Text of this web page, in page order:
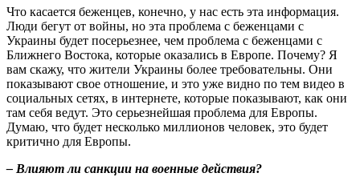
Что касается беженцев, конечно, у нас есть эта информация.
Люди бегут от войны, но эта проблема с беженцами с
Украины будет посерьезнее, чем проблема с беженцами с
Ближнего Востока, которые оказались в Европе. Почему? Я
вам скажу, что жители Украины более требовательны. Они
показывают свое отношение, и это уже видно по тем видео в
социальных сетях, в интернете, которые показывают, как они
там себя ведут. Это серьезнейшая проблема для Европы.
Думаю, что будет несколько миллионов человек, это будет
критично для Европы.
– Влияют ли санкции на военные действия?